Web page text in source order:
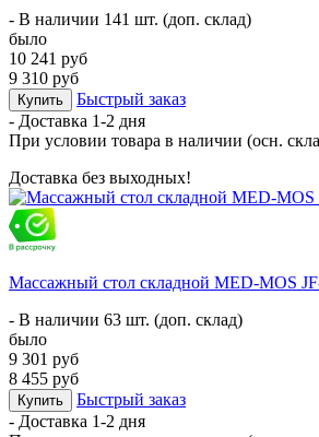
- В наличии 141 шт. (доп. склад)
было
10 241 руб
9 310 руб
Купить
Быстрый заказ
- Доставка 1-2 дня
При условии товара в наличии (осн.
Доставка без выходных!
Массажный стол складной MED-MOS
- В наличии 63 шт. (доп. склад)
было
9 301 руб
8 455 руб
Купить
Быстрый заказ
- Доставка 1-2 дня